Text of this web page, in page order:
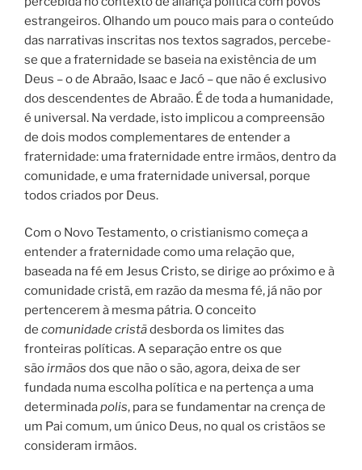
estrangeiros. Olhando um pouco mais para o conteúdo
das narrativas inscritas nos textos sagrados, percebe-
se que a fraternidade se baseia na existência de um
Deus – o de Abraão, Isaac e Jacó – que não é exclusivo
dos descendentes de Abraão. É de toda a humanidade,
é universal. Na verdade, isto implicou a compreensão
de dois modos complementares de entender a
fraternidade: uma fraternidade entre irmãos, dentro da
comunidade, e uma fraternidade universal, porque
todos criados por Deus.
Com o Novo Testamento, o cristianismo começa a
entender a fraternidade como uma relação que,
baseada na fé em Jesus Cristo, se dirige ao próximo e à
comunidade cristã, em razão da mesma fé, já não por
pertencerem à mesma pátria. O conceito
de comunidade cristãdesborda os limites das
fronteiras políticas. A separação entre os que
sãoirmãos dos que não o são, agora, deixa de ser
fundada numa escolha política e na pertença a uma
determinadapolis, para se fundamentar na crença de
um Pai comum, um único Deus, no qual os cristãos se
consideram irmãos.